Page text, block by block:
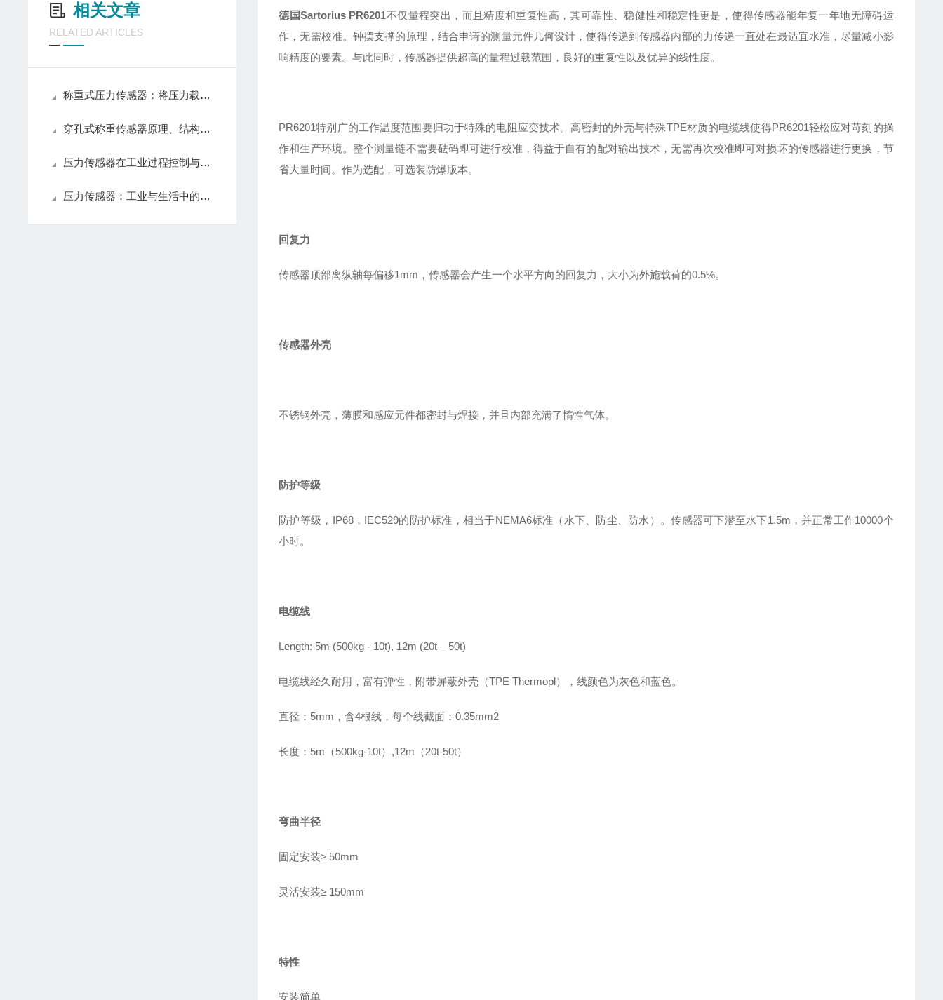
德国Sartorius PR6201不仅量程突出 ， 而且精度和重复性高 ，其可靠性 、稳健性和稳定性更是，使得传感器能年复一年地无障碍运
作，无需校准。钟摆支撑的原理，结合申请的测量元件几何设计，使得传递到传感器内部的力传递一直处在最适宜水准，尽量减小影
响精度的要素。与此同时，传感器提供超高的量程过载范围，良好的重复性以及优异的线性度。
PR6201特别广的工作温度范围要归功于特殊的电阻应变技术。高密封的外壳与特殊TPE材质的电缆线使得PR6201轻松应对苛刻的操
作和生产环境。整个测量链不需要砝码即可进行校准，得益于自有的配对输出技术，无需再次校准即可对损坏的传感器进行更换，节
省大量时间。作为选配，可选装防爆版本。
回复力
传感器顶部离纵轴每偏移1mm，传感器会产生一个水平方向的回复力，大小为外施载荷的0.5%。
传感器外壳
不锈钢外壳，薄膜和感应元件都密封与焊接，并且内部充满了惰性气体。
防护等级
防护等级， IP68，IEC529的防护标准，相当于NEMA6标准（水下、防尘、防水）。传感器可下潜至水下1.5m，并正常工作10000个
小时。
电缆线
Length: 5m (500kg - 10t), 12m (20t–50t)
电缆线经久耐用，富有弹性，附带屏蔽外壳（TPE Thermopl），线颜色为灰色和蓝色。
直径： 5mm，含4根线，每个线截面：0.35mm2
长度： 5m（500kg-10t） ,12m（20t-50t）
弯曲半径
固定安装≥ 50mm
灵活安装≥ 150mm
特性
安装简单
相关文章
RELATED ARTICLES
称重式压力传感器：将压力载荷转化为可测电信号的测力装置
穿孔式称重传感器原理、结构与应用解析
压力传感器在工业过程控制与测量中的技术原理
压力传感器：工业与生活中的感知精灵